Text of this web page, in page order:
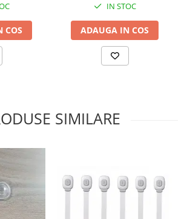
COS
IN STOC
ADAUGA IN COS
SIMILARE